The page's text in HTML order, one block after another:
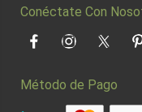
Conéctate Con
FacebookInstagramTwitter
Método de Pago